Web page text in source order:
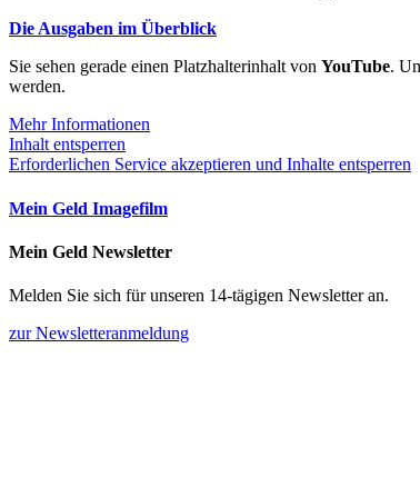
Die Ausgaben im Überblick
Sie sehen gerade einen Platzhalterinhalt von YouTube.
werden.
Mehr Informationen
Inhalt entsperren
Erforderlichen Service akzeptieren und Inhalte entsperren
Mein Geld Imagefilm
Mein Geld Newsletter
Melden Sie sich für unseren 14-tägigen Newsletter an.
zur Newsletteranmeldung